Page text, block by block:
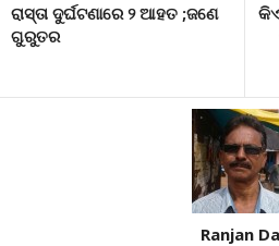
ରାସ୍ତା ଦୁର୍ଘଟଣାରେ ୨ ଆହତ ;ଜଣେ
ଗୁରୁତର
Ranjan